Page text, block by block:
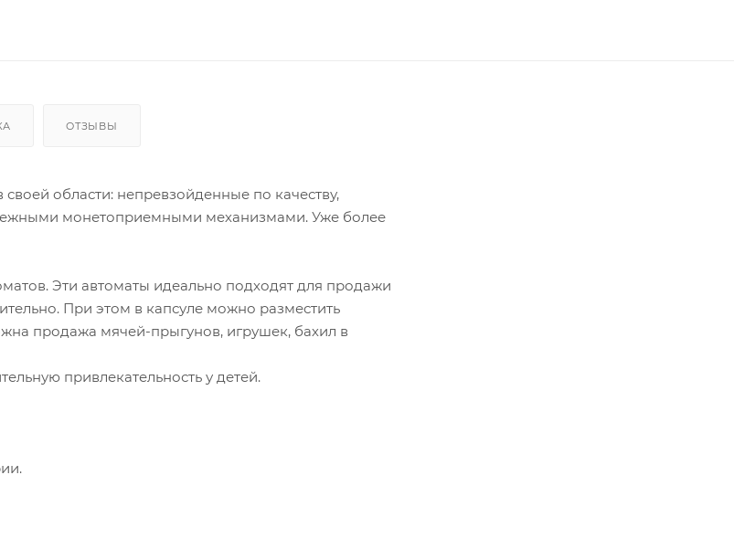
ОТЗЫВЫ
области: непревзойденные по качеству,
монетоприемными механизмами. Уже более
Эти автоматы идеально подходят для продажи
При этом в капсуле можно разместить
продажа мячей-прыгунов, игрушек, бахил в
привлекательность у детей.